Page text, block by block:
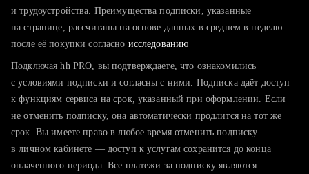
тратите много времени на поиск и вручную поднимаете
хотите сравнить себя с конкурентами и оценить шансы
и трудоустройства. Преимущества подписки, указанные
на странице, рассчитаны на основе данных в среднем в неделю
после её покупки согласно исследованию
Подключая hh PRO, вы подтверждаете, что ознакомились
с условиями подписки и согласны с ними. Подписка даёт доступ
к функциям сервиса на срок, указанный при оформлении. Если
не отменить подписку, она автоматически продлится на тот же
срок. Вы имеете право в любое время отменить подписку
в личном кабинете — доступ к услугам сохранится до конца
оплаченного периода. Все платежи за подписку являются